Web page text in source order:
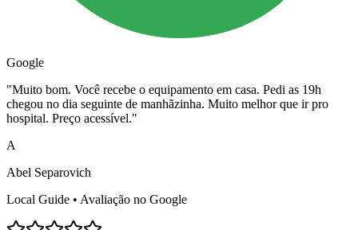
Google
"Muito bom. Você recebe o equipamento em casa. Pedi as 19h
chegou no dia seguinte de manhãzinha. Muito melhor que ir pro
hospital. Preço acessível."
A
Abel Separovich
Local Guide • Avaliação no Google